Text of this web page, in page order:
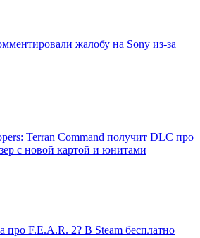
жалобу на Sony из-за
Terran Command получит DLC про
с новой картой и юнитами
про F.E.A.R. 2? В Steam бесплатно